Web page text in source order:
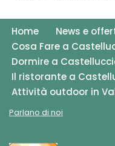
Home News e
Cosa Fare a
Dormire a
Il ristorante a
Attività outdoor in
Parlano di noi